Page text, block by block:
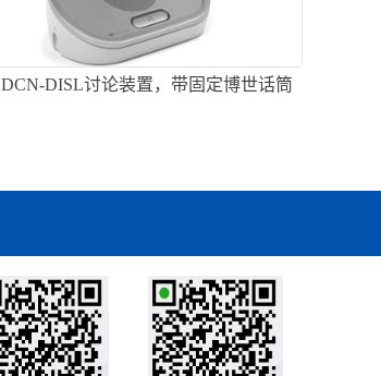
DCN-DISL讨论装置，带固定博世话筒